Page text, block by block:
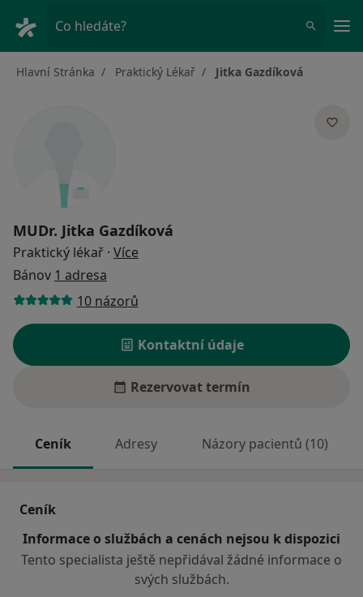
Co hledáte?
Hlavní Stránka Praktický Lékař Jitka Gazdíková
MUDr. Jitka Gazdíková
Praktický lékař · Více
Bánov 1 adresa
10 názorů
Kontaktní údaje
Rezervovat termín
Ceník Adresy Názory pacientů (10)
Ceník
Informace o službách a cenách nejsou k dispozici
Tento specialista ještě nepřidával žádné informace o
svých službách.